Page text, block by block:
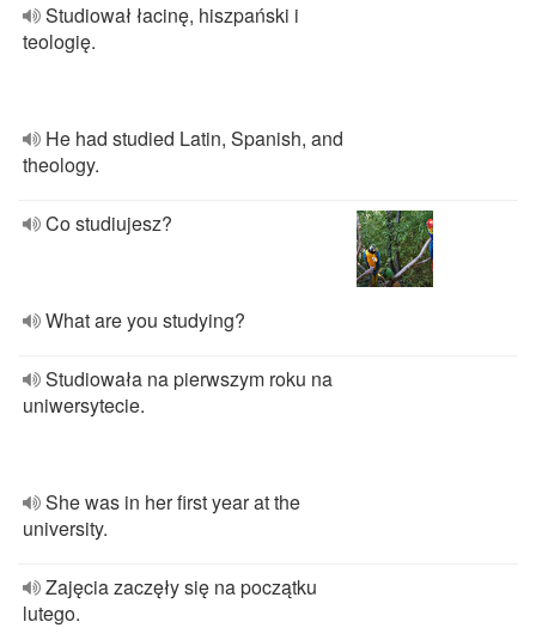
Studiował łacinę, hiszpański i
teologię.
He had studied Latin, Spanish, and
theology.
Co studiujesz?
What are you studying?
Studiowała na pierwszym roku na
uniwersytecie.
She was in her first year at the
university.
Zajęcia zaczęły się na początku
lutego.